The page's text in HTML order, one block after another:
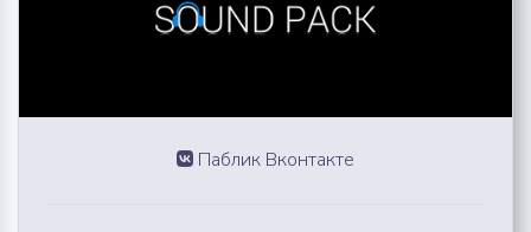
Паблик Вконтакте